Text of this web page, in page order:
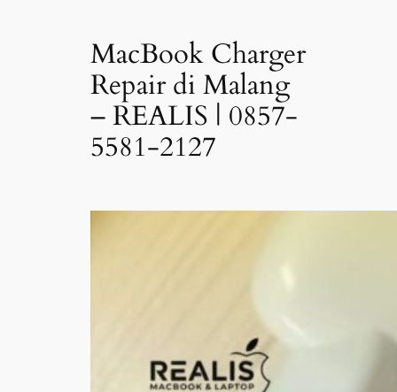
MacBook Charger
Repair di Malang
– REALIS | 0857-
5581-2127